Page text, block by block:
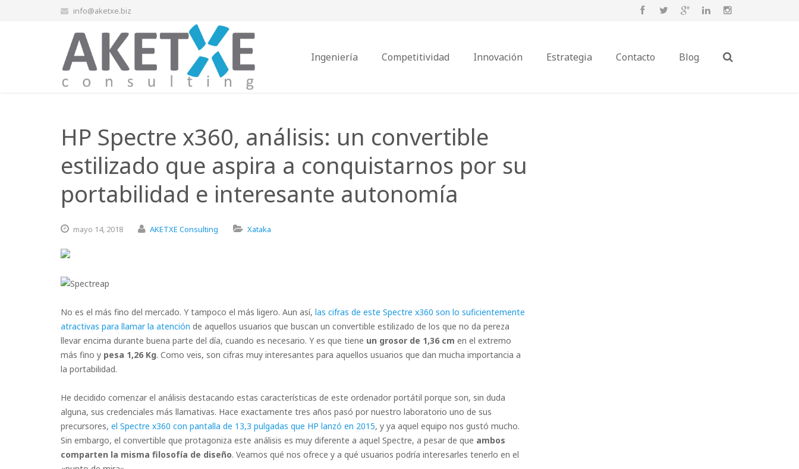
info@aketxe.biz
Ingeniería Competitividad Innovación Estrategia Contacto Blog
HP Spectre x360, análisis: un convertible
estilizado que aspira a conquistarnos por su
portabilidad e interesante autonomía
mayo 14, 2018 AKETXE Consulting Xataka
No es el más fino del mercado. Y tampoco el más ligero. Aun así, las cifras de este Spectre x360 son lo suficientemente
atractivas para llamar la atención de aquellos usuarios que buscan un convertible estilizado de los que no da pereza
llevar encima durante buena parte del día, cuando es necesario. Y es que tiene un grosor de 1,36 cm en el extremo
más fino y pesa 1,26 Kg. Como veis, son cifras muy interesantes para aquellos usuarios que dan mucha importancia a
la portabilidad.
He decidido comenzar el análisis destacando estas características de este ordenador portátil porque son, sin duda
alguna, sus credenciales más llamativas. Hace exactamente tres años pasó por nuestro laboratorio uno de sus
precursores, el Spectre x360 con pantalla de 13,3 pulgadas que HP lanzó en 2015, y ya aquel equipo nos gustó mucho.
Sin embargo, el convertible que protagoniza este análisis es muy diferente a aquel Spectre, a pesar de que ambos
comparten la misma filosofía de diseño. Veamos qué nos ofrece y a qué usuarios podría interesarles tenerlo en el